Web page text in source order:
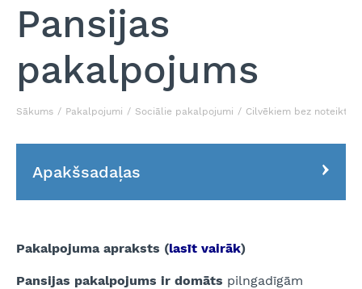
Pansijas
pakalpojums
Sākums Pakalpojumi Sociālie pakalpojumi Cilvēkiem bez noteiktas
Apakšsadaļas
Pakalpojuma apraksts (lasīt vairāk)
Pansijas pakalpojums ir domāts pilngadīgām